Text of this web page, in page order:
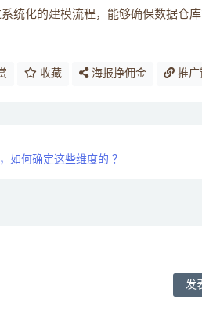
统化的建模流程，能够确保数据仓
收藏 海报挣佣金 推广
如何确定这些维度的 ？